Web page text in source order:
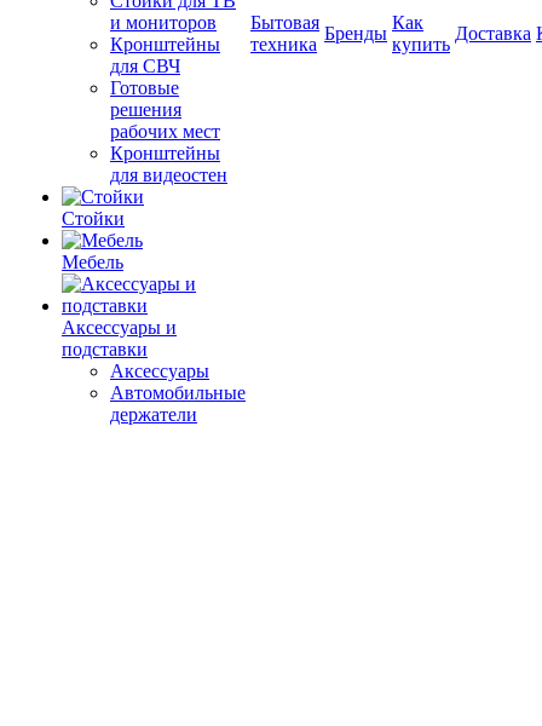
и мониторов
Кронштейны
для СВЧ
Готовые
решения
рабочих мест
Кронштейны
для видеостен
Стойки
Мебель
Аксессуары и
подставки
Аксессуары
Автомобильные
держатели
Бытовая
техника
Бренды
Как
купить
Доставка